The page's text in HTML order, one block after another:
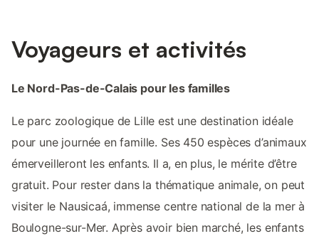
Voyageurs et activités
Le Nord-Pas-de-Calais pour les familles
Le parc zoologique de Lille est une destination idéale
pour une journée en famille. Ses 450 espèces d’animaux
émerveilleront les enfants. Il a, en plus, le mérite d’être
gratuit. Pour rester dans la thématique animale, on peut
visiter le Nausicaá, immense centre national de la mer à
Boulogne-sur-Mer. Après avoir bien marché, les enfants